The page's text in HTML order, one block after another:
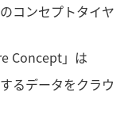
コンセプトタイヤ
Concept」は
るデータをクラウ